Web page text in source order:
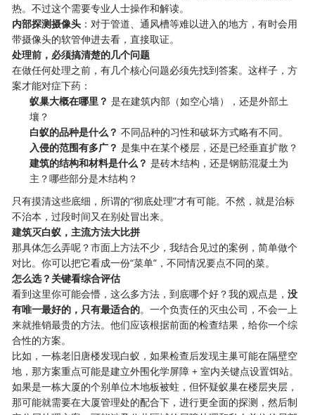
热。不过这个需要专业人士操作和解读。
内部探测摄像头 ：对于管道、通风槽等难以进入的地方，有时会用
带摄像头的软管伸进去看，直接取证。
处理前，必须搞清楚的几个问题
在做任何处理之前，有几个核心问题必须先找到答案。这样子，方
案才能对症下药：
蚁巢大概在哪里？ ​ 是在建筑内部（如空心墙），还是外部土
壤？
白蚁的品种是什么？ ​ 不同品种的习性和破坏方式略有不同。
入侵的范围有多广？ ​ 是集中在某个楼层，还是已经垂直扩散？
建筑的结构和材料是什么？ ​ 是砖木结构，还是钢筋混凝土为
主？哪些部分是木结构？
只有摸清这些底细，所谓的“彻底处理”才有可能。不然，就是治标
不治本，过段时间又在别处冒出来。
建筑灭白蚁，主流方法大比拼
那具体怎么弄呢？市面上方法不少，我结合见过的案例，简单做个
对比。你可以把它看成一份“菜单”，不同情况要点不同的菜。
怎么选？关键看综合评估
看到这里你可能会懵，这么多方法，到底哪个好？我的观点是，没
有唯一最好的，只有最适合的。一个负责任的灭虫公司，不会一上
来就推销最贵的方法。他们应该根据前面的检查结果，给你一个综
合性的方案。
比如，一栋老旧唐楼发现白蚁，如果检查后发现主巢可能在隔壁空
地，那方案重点可能是建立外围化学屏障 + 室内关键点设置饵站。
如果是一栋大厦的个别单位木地板被蛀，但怀疑蚁巢在楼层夹层，
那可能就需要在大厦管理处的配合下，进行更全面的探测，然后制